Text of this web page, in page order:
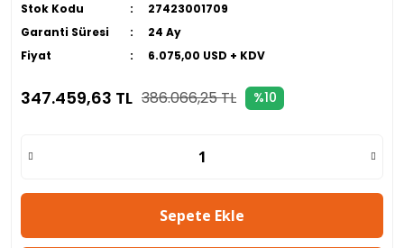
Stok Kodu
27423001709
Garanti Süresi
24 Ay
Fiyat
6.075,00 USD + KDV
347.459,63 TL 386.066,25 TL %10
Sepete Ekle